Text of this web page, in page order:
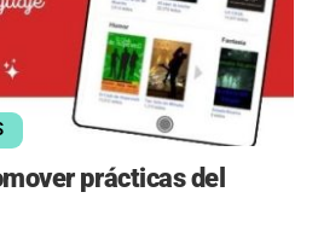
prácticas del